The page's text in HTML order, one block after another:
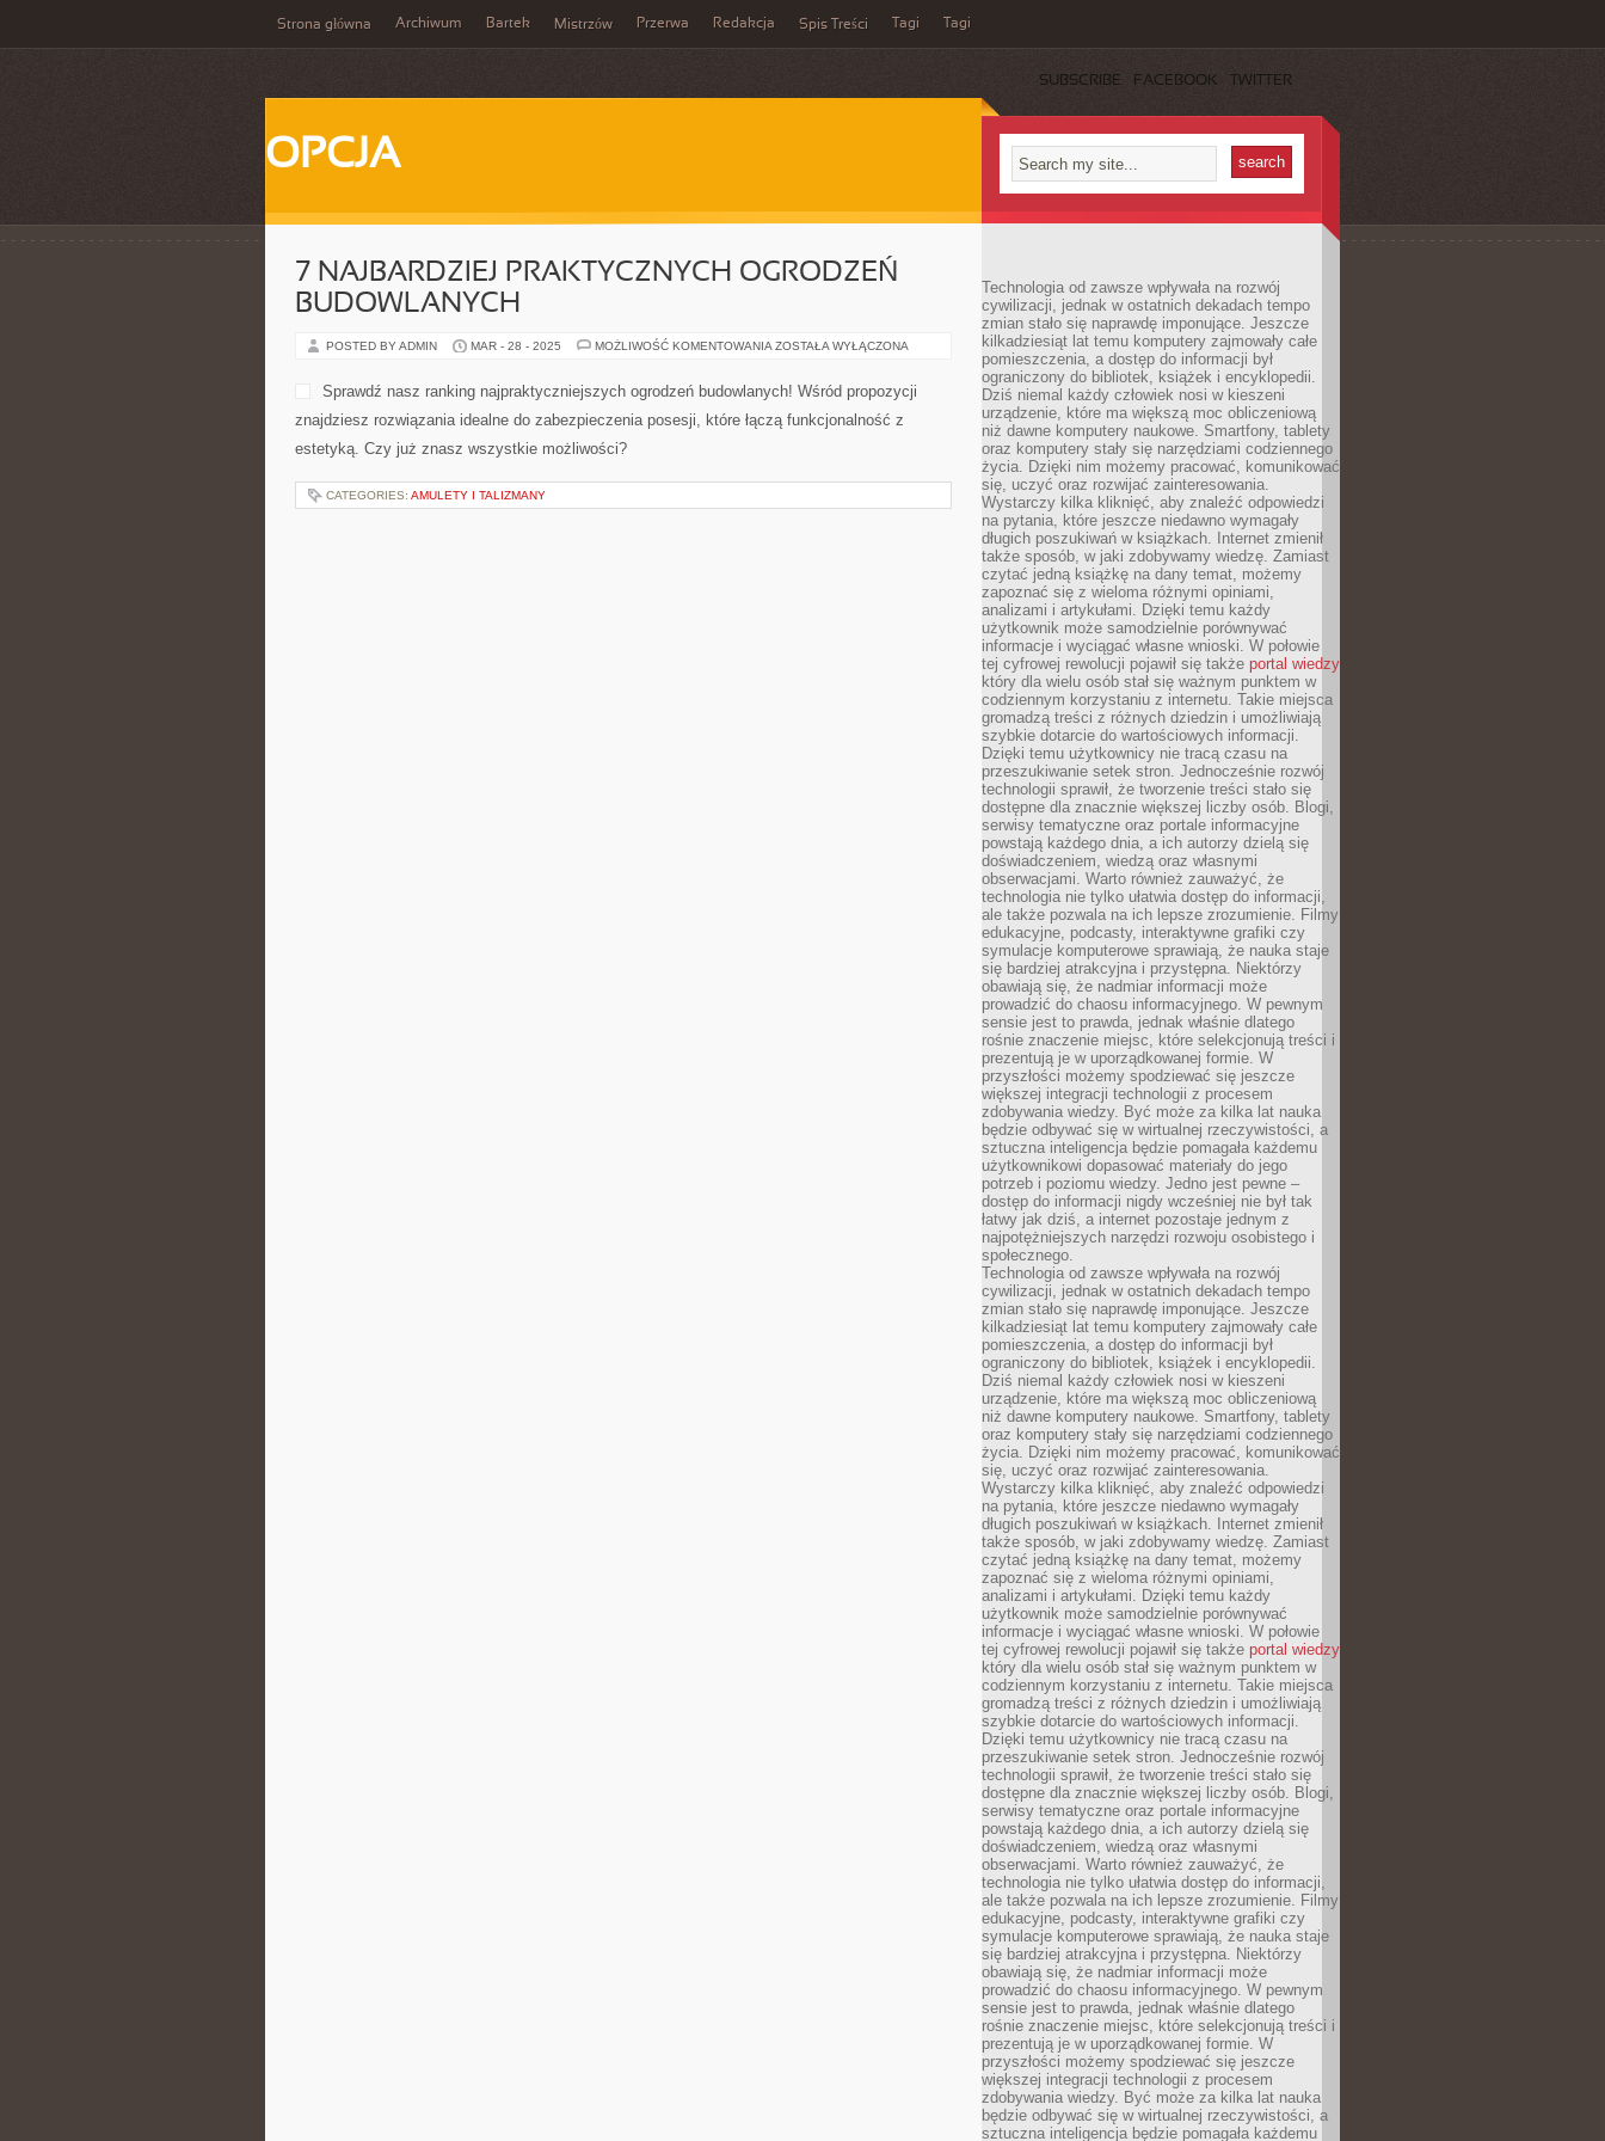
Strona główna Archiwum Bartek Mistrzów Przerwa Redakcja Spis Treści Tagi Tagi
SUBSCRIBE FACEBOOK TWITTER
OPCJA
7 NAJBARDZIEJ PRAKTYCZNYCH OGRODZEŃ
BUDOWLANYCH
POSTED BY ADMIN MAR - 28 - 2025 MOŻLIWOŚĆ KOMENTOWANIA 7
OGRODZEŃ
BUDOWLANYCH
ZOSTAŁA WYŁĄCZONA
Sprawdź nasz ranking najpraktyczniejszych ogrodzeń budowlanych! Wśród propozycji
znajdziesz rozwiązania idealne do zabezpieczenia posesji, które łączą funkcjonalność z
estetyką. Czy już znasz wszystkie możliwości?
CATEGORIES: AMULETY I TALIZMANY
Technologia od zawsze wpływała na rozwój
cywilizacji, jednak w ostatnich dekadach tempo
zmian stało się naprawdę imponujące. Jeszcze
kilkadziesiąt lat temu komputery zajmowały całe
pomieszczenia, a dostęp do informacji był
ograniczony do bibliotek, książek i encyklopedii.
Dziś niemal każdy człowiek nosi w kieszeni
urządzenie, które ma większą moc obliczeniową
niż dawne komputery naukowe. Smartfony, tablety
oraz komputery stały się narzędziami codziennego
życia. Dzięki nim możemy pracować, komunikować
się, uczyć oraz rozwijać zainteresowania.
Wystarczy kilka kliknięć, aby znaleźć odpowiedzi
na pytania, które jeszcze niedawno wymagały
długich poszukiwań w książkach. Internet zmienił
także sposób, w jaki zdobywamy wiedzę. Zamiast
czytać jedną książkę na dany temat, możemy
zapoznać się z wieloma różnymi opiniami,
analizami i artykułami. Dzięki temu każdy
użytkownik może samodzielnie porównywać
informacje i wyciągać własne wnioski. W połowie
tej cyfrowej rewolucji pojawił się także portal wiedzy
który dla wielu osób stał się ważnym punktem w
codziennym korzystaniu z internetu. Takie miejsca
gromadzą treści z różnych dziedzin i umożliwiają
szybkie dotarcie do wartościowych informacji.
Dzięki temu użytkownicy nie tracą czasu na
przeszukiwanie setek stron. Jednocześnie rozwój
technologii sprawił, że tworzenie treści stało się
dostępne dla znacznie większej liczby osób. Blogi,
serwisy tematyczne oraz portale informacyjne
powstają każdego dnia, a ich autorzy dzielą się
doświadczeniem, wiedzą oraz własnymi
obserwacjami. Warto również zauważyć, że
technologia nie tylko ułatwia dostęp do informacji,
ale także pozwala na ich lepsze zrozumienie. Filmy
edukacyjne, podcasty, interaktywne grafiki czy
symulacje komputerowe sprawiają, że nauka staje
się bardziej atrakcyjna i przystępna. Niektórzy
obawiają się, że nadmiar informacji może
prowadzić do chaosu informacyjnego. W pewnym
sensie jest to prawda, jednak właśnie dlatego
rośnie znaczenie miejsc, które selekcjonują treści i
prezentują je w uporządkowanej formie. W
przyszłości możemy spodziewać się jeszcze
większej integracji technologii z procesem
zdobywania wiedzy. Być może za kilka lat nauka
będzie odbywać się w wirtualnej rzeczywistości, a
sztuczna inteligencja będzie pomagała każdemu
użytkownikowi dopasować materiały do jego
potrzeb i poziomu wiedzy. Jedno jest pewne –
dostęp do informacji nigdy wcześniej nie był tak
łatwy jak dziś, a internet pozostaje jednym z
najpotężniejszych narzędzi rozwoju osobistego i
społecznego.
Technologia od zawsze wpływała na rozwój
cywilizacji, jednak w ostatnich dekadach tempo
zmian stało się naprawdę imponujące. Jeszcze
kilkadziesiąt lat temu komputery zajmowały całe
pomieszczenia, a dostęp do informacji był
ograniczony do bibliotek, książek i encyklopedii.
Dziś niemal każdy człowiek nosi w kieszeni
urządzenie, które ma większą moc obliczeniową
niż dawne komputery naukowe. Smartfony, tablety
oraz komputery stały się narzędziami codziennego
życia. Dzięki nim możemy pracować, komunikować
się, uczyć oraz rozwijać zainteresowania.
Wystarczy kilka kliknięć, aby znaleźć odpowiedzi
na pytania, które jeszcze niedawno wymagały
długich poszukiwań w książkach. Internet zmienił
także sposób, w jaki zdobywamy wiedzę. Zamiast
czytać jedną książkę na dany temat, możemy
zapoznać się z wieloma różnymi opiniami,
analizami i artykułami. Dzięki temu każdy
użytkownik może samodzielnie porównywać
informacje i wyciągać własne wnioski. W połowie
tej cyfrowej rewolucji pojawił się także portal wiedzy
który dla wielu osób stał się ważnym punktem w
codziennym korzystaniu z internetu. Takie miejsca
gromadzą treści z różnych dziedzin i umożliwiają
szybkie dotarcie do wartościowych informacji.
Dzięki temu użytkownicy nie tracą czasu na
przeszukiwanie setek stron. Jednocześnie rozwój
technologii sprawił, że tworzenie treści stało się
dostępne dla znacznie większej liczby osób. Blogi,
serwisy tematyczne oraz portale informacyjne
powstają każdego dnia, a ich autorzy dzielą się
doświadczeniem, wiedzą oraz własnymi
obserwacjami. Warto również zauważyć, że
technologia nie tylko ułatwia dostęp do informacji,
ale także pozwala na ich lepsze zrozumienie. Filmy
edukacyjne, podcasty, interaktywne grafiki czy
symulacje komputerowe sprawiają, że nauka staje
się bardziej atrakcyjna i przystępna. Niektórzy
obawiają się, że nadmiar informacji może
prowadzić do chaosu informacyjnego. W pewnym
sensie jest to prawda, jednak właśnie dlatego
rośnie znaczenie miejsc, które selekcjonują treści i
prezentują je w uporządkowanej formie. W
przyszłości możemy spodziewać się jeszcze
większej integracji technologii z procesem
zdobywania wiedzy. Być może za kilka lat nauka
będzie odbywać się w wirtualnej rzeczywistości, a
sztuczna inteligencja będzie pomagała każdemu